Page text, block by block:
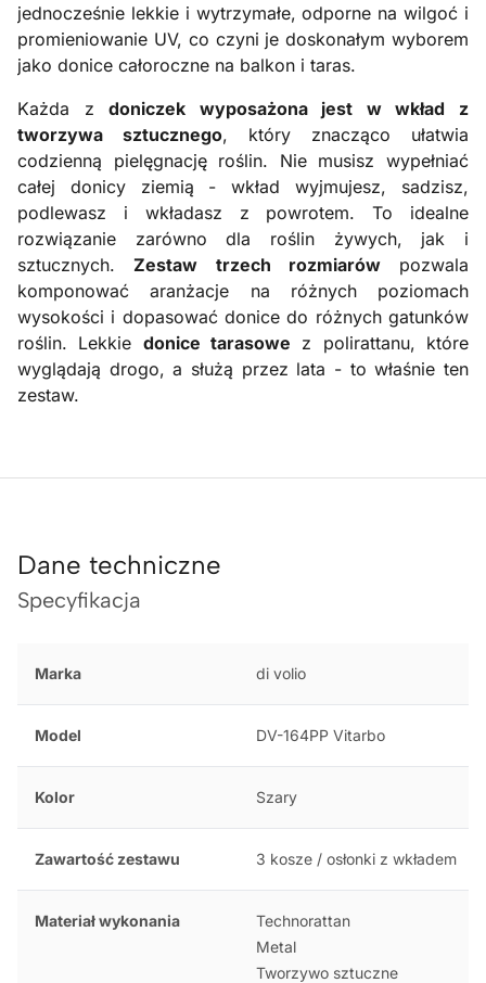
jednocześnie lekkie i wytrzymałe, odporne na wilgoć i
promieniowanie UV, co czyni je doskonałym wyborem
jako donice całoroczne na balkon i taras.
Każda zdoniczek wyposażona jest w wkład z
tworzywa sztucznego, który znacząco ułatwia
codzienną pielęgnację roślin. Nie musisz wypełniać
całej donicy ziemią - wkład wyjmujesz, sadzisz,
podlewasz i wkładasz z powrotem. To idealne
rozwiązanie zarówno dla roślin żywych, jak i
sztucznych.Zestaw trzech rozmiarówpozwala
komponować aranżacje na różnych poziomach
wysokości i dopasować donice do różnych gatunków
roślin. Lekkie donice tarasowe z polirattanu, które
wyglądają drogo, a służą przez lata - to właśnie ten
zestaw.
Dane techniczne
Specyfikacja
Marka di volio
Model DV-164PP Vitarbo
Kolor Szary
Zawartość zestawu 3 kosze / osłonki z wkładem
Materiał wykonania
Technorattan
Metal
Tworzywo sztuczne